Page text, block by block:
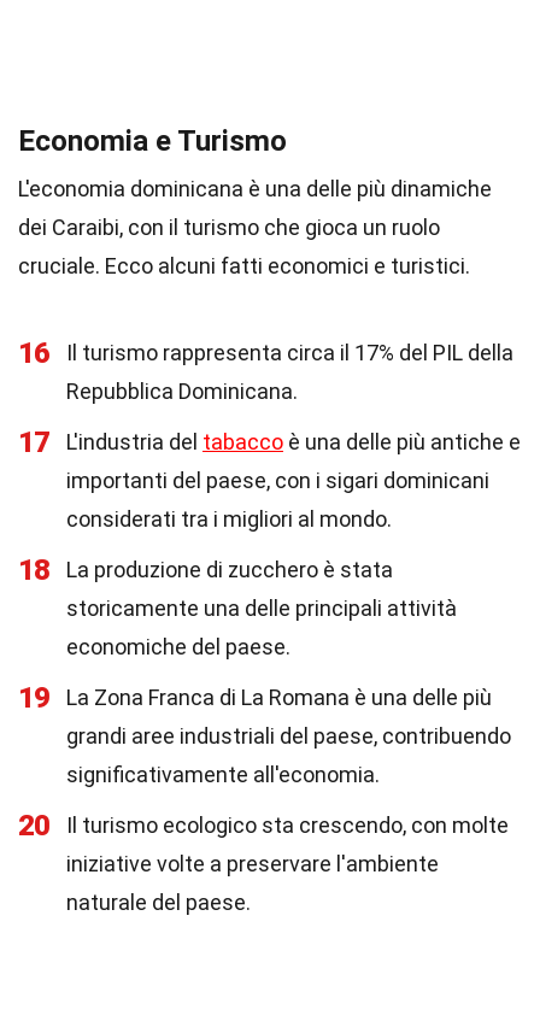
Economia e Turismo
L'economia dominicana è una delle più dinamiche
dei Caraibi, con il turismo che gioca un ruolo
cruciale. Ecco alcuni fatti economici e turistici.
16
Il turismo rappresenta circa il 17% del PIL della
Repubblica Dominicana.
17 L'industria del tabacco è una delle più antiche e
importanti del paese, con i sigari dominicani
considerati tra i migliori al mondo.
18
La produzione di zucchero è stata
storicamente una delle principali attività
economiche del paese.
19
La Zona Franca di La Romana è una delle più
grandi aree industriali del paese, contribuendo
significativamente all'economia.
20
Il turismo ecologico sta crescendo, con molte
iniziative volte a preservare l'ambiente
naturale del paese.